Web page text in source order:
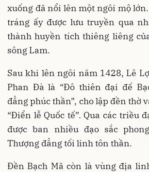
xuống đã nổi lên một ngôi mộ
tráng ấy được lưu truyền qua
thành huyền tích thiêng liêng
sông Lam.
Sau khi lên ngôi năm 1428, Lê
Phan Đà là “Đô thiên đại đế
đẳng phúc thần”, cho lập đền thờ
“Điển lễ Quốc tế”. Qua các triều
được ban nhiều đạo sắc
Thượng đẳng tối linh tôn thần.
Đền Bạch Mã còn là vùng địa